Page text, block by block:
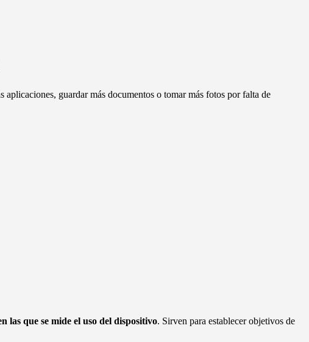
aplicaciones, guardar más documentos o tomar más fotos por falta de
las que se mide el uso del dispositivo. Sirven para establecer objetivos de